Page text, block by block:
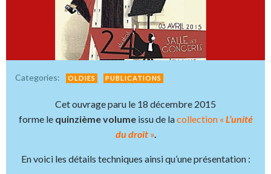
Categories: OLDIES PUBLICATIONS
Cet ouvrage paru le 18 décembre 2015
forme le quinzième volumeissu de lacollection « L’unité
du droit».
En voici les détails techniques ainsi qu’une présentation :